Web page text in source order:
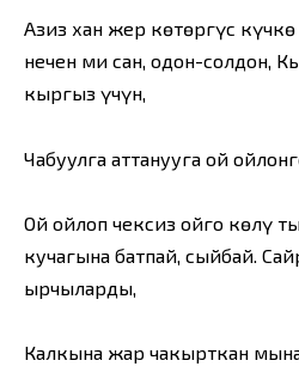
Азиз хан жер көтөргүс
нечен миң сан, оңдон-солдон,
кыргыз үчүн,
Чабуулга аттанууга ой
Ой ойлоп чексиз ойго көңлү
кучагына батпай, сыйбай.
ырчыларды,
Калкына жар чакырткан